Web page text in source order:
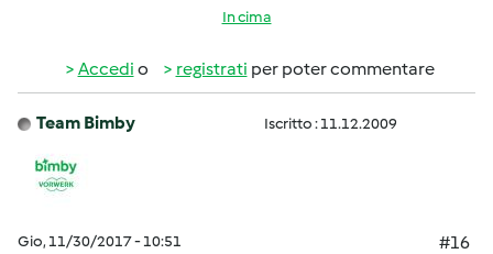
In cima
Accedi o registrati per poter commentare
Team Bimby Iscritto : 11.12.2009
Gio, 11/30/2017 - 10:51
#16